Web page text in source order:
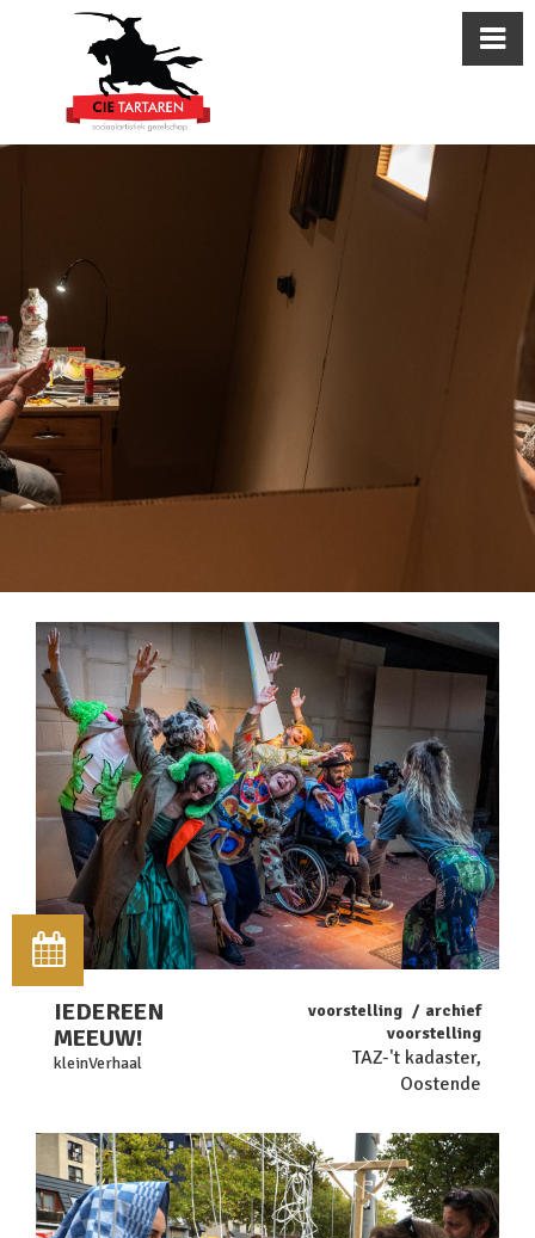
IEDEREEN
MEEUW!
kleinVerhaal
voorstelling
archief
voorstelling
TAZ-'t kadaster,
Oostende